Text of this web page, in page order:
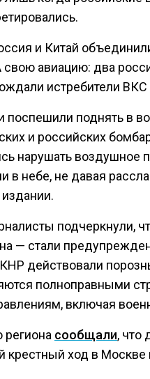
и Китай
авиацию: два
истребители
поспешили поднять в
и российских
нарушать воздушное
в небе, не давая
подчеркнули,
— стали
действовали
полноправными
включая
региона сообщали, что
крестный ход в Москве